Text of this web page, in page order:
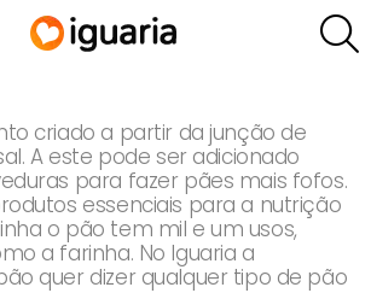
criado a partir da junção de
A este pode ser adicionado
para fazer pães mais fofos.
essenciais para a nutrição
o pão tem mil e um usos,
a farinha. No Iguaria a
quer dizer qualquer tipo de pão